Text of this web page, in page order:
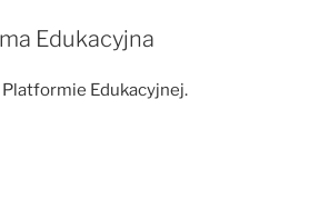
Edukacyjna
Edukacyjnej.